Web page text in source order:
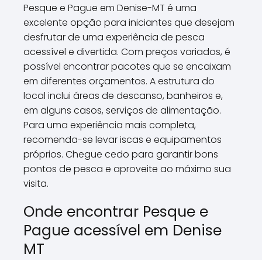
Pesque e Pague em Denise-MT é uma
excelente opção para iniciantes que desejam
desfrutar de uma experiência de pesca
acessível e divertida. Com preços variados, é
possível encontrar pacotes que se encaixam
em diferentes orçamentos. A estrutura do
local inclui áreas de descanso, banheiros e,
em alguns casos, serviços de alimentação.
Para uma experiência mais completa,
recomenda-se levar iscas e equipamentos
próprios. Chegue cedo para garantir bons
pontos de pesca e aproveite ao máximo sua
visita.
Onde encontrar Pesque e
Pague acessível em Denise
MT